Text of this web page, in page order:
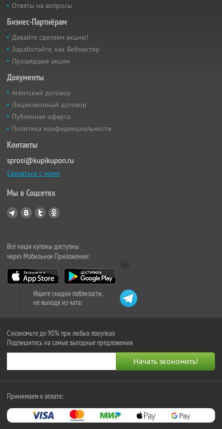
Ответы на вопросы
Бизнес-Партнёрам
Давайте сделаем акцию!
Заработайте, как Вебмастер
Прошедшие акции
Документы
Агентский договор
Лицензионный договор
Публичная оферта
Политика конфиденциальности
Контакты
sprosi@kupikupon.ru
Связаться с нами
Мы в Соцсетях
Все наши купоны доступны
через Мобильное Приложение:
Ищите скидки поблизости,
не выходя из чата:
Сэкономьте до 90% при любых покупках
Подпишитесь на самые выгодные предложения
Принимаем к оплате: